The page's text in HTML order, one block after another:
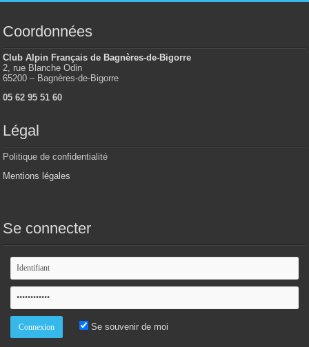
Coordonnées
Club Alpin Français de Bagnères-de-Bigorre
2, rue Blanche Odin
65200 – Bagnères-de-Bigorre
05 62 95 51 60
Légal
Politique de confidentialité
Mentions légales
Se connecter
Se souvenir de moi